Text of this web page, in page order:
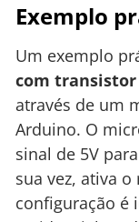
Exemplo
Um exemplo
com transistor
através de um
Arduino. O
sinal de 5V
sua vez, ativa o
configuração é